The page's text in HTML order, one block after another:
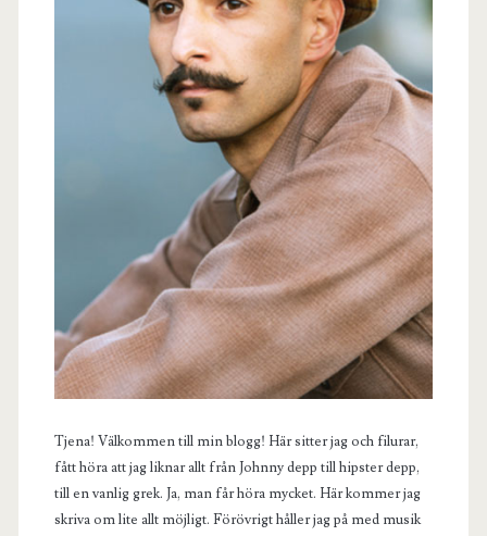
Tjena! Välkommen till min blogg! Här sitter jag och filurar,
fått höra att jag liknar allt från Johnny depp till hipster depp,
till en vanlig grek. Ja, man får höra mycket. Här kommer jag
skriva om lite allt möjligt. Förövrigt håller jag på med musik